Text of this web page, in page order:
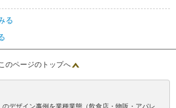
る
のページのトップへ
デザイン事例を業種業態（飲食店・物販・アパレ